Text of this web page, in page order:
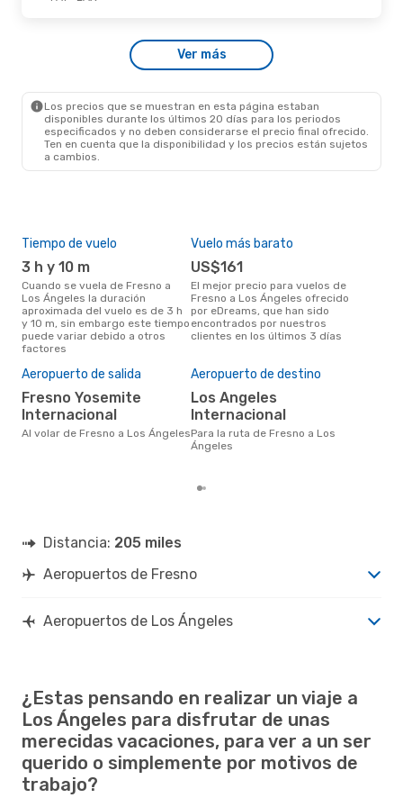
- Sáb., 24 De Oct.
American Airlines
2 EscalasVer más
Los precios que se muestran en esta página estaban
disponibles durante los últimos 20 días para los periodos
especificados y no deben considerarse el precio final ofrecido.
Ten en cuenta que la disponibilidad y los precios están sujetos
a cambios.
Tiempo de vuelo
3 h y 10 m
Cuando se vuela de Fresno a
Los Ángeles la duración
aproximada del vuelo es de 3 h
y 10 m, sin embargo este tiempo
puede variar debido a otros
factores
Vuelo más barato
US$161
El mejor precio para vuelos de
Fresno a Los Ángeles ofrecido
por eDreams, que han sido
encontrados por nuestros
clientes en los últimos 3 días
Aeropuerto de salida
Fresno Yosemite
Internacional
Al volar de Fresno a Los Ángeles
Aeropuerto de destino
Los Angeles
Internacional
Para la ruta de Fresno a Los
Ángeles
Distancia: 205 miles
Aeropuertos de Fresno
Aeropuertos de Los Ángeles
¿Estas pensando en realizar un viaje a
Los Ángeles para disfrutar de unas
merecidas vacaciones, para ver a un ser
querido o simplemente por motivos de
trabajo?